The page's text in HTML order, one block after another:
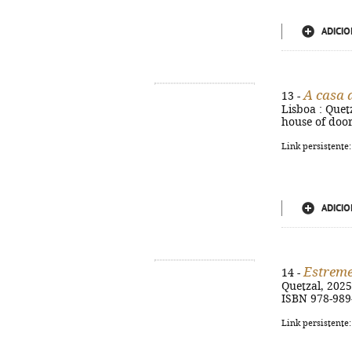
13 - A casa
Lisboa :
house of
Link
14 -
Quetzal,
ISBN 978-
Link